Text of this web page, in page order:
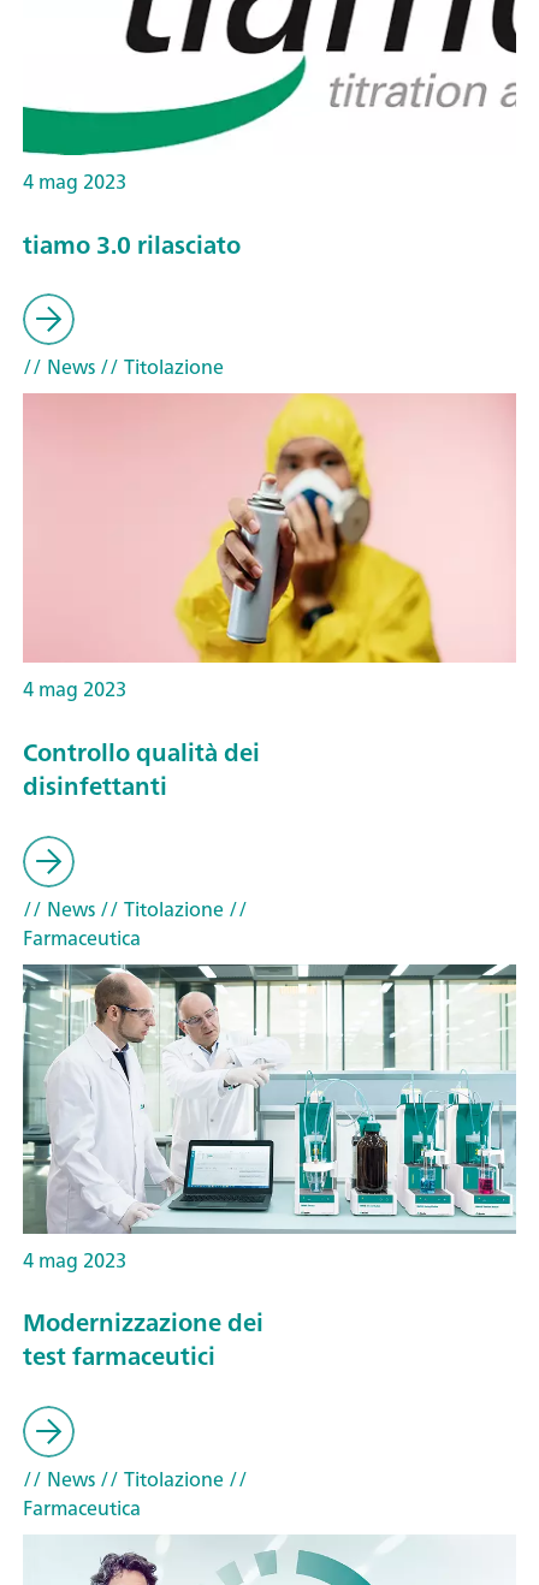
4 mag 2023
tiamo 3.0 rilasciato
// News// Titolazione
4 mag 2023
Controllo qualità dei
disinfettanti
// News// Titolazione//
Farmaceutica
4 mag 2023
Modernizzazione dei
test farmaceutici
// News// Titolazione//
Farmaceutica